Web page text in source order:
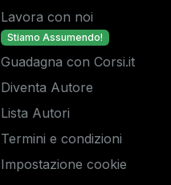
Lavora con noi
Stiamo Assumendo!
Guadagna con Corsi.it
Diventa Autore
Lista Autori
Termini e condizioni
Impostazione cookie